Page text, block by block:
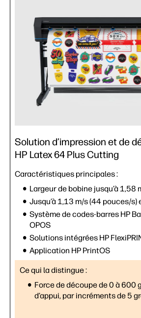
Solution d’impression et de
HP Latex 64 Plus Cutting
Caractéristiques principales :
Largeur de bobine jusqu’à 1,58
Jusqu’à 1,13 m/s (44 pouces/s)
Système de codes-barres HP
OPOS
Solutions intégrées HP
Application HP PrintOS
Ce qui la distingue :
Force de découpe de 0 à 600
d’appui, par incréments de 5